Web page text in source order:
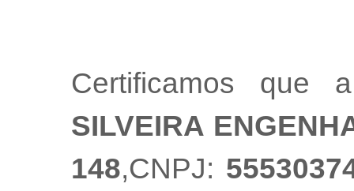
Certificamos que
SILVEIRA
148,CNPJ: